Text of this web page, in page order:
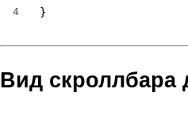
4
}
Вид скроллбара